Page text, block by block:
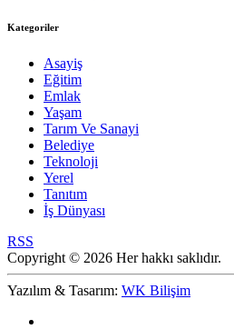
Kategoriler
Asayiş
Eğitim
Emlak
Yaşam
Tarım Ve Sanayi
Belediye
Teknoloji
Yerel
Tanıtım
İş Dünyası
RSS
Copyright © 2026 Her hakkı saklıdır.
Yazılım & Tasarım: WK Bilişim